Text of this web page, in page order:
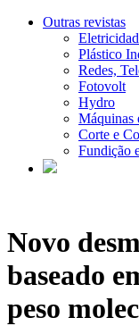
Outras revistas
Plástico
Redes,
Fotovolt
Hydro
Máquinas
Corte e
Fundição
Novo
baseado
peso